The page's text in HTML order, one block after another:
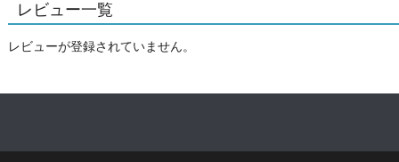
レビュー一覧
レビューが登録されていません。